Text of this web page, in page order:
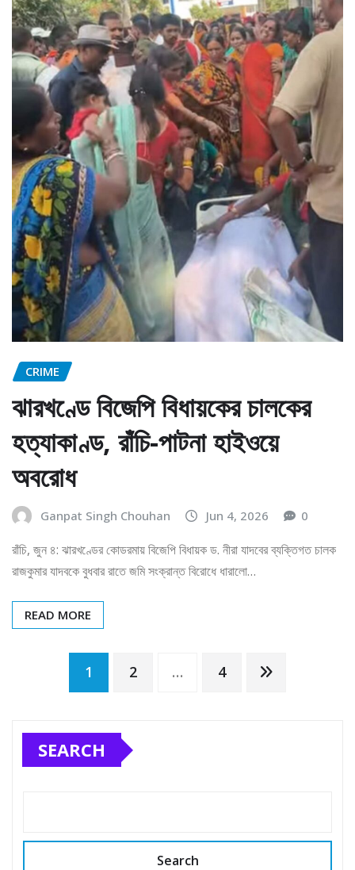
CRIME
ঝারখণ্ডে বিজেপি বিধায়কের চালকের
হত্যাকাণ্ড, রাঁচি-পাটনা হাইওয়ে
অবরোধ
Ganpat Singh Chouhan Jun 4, 2026 0
রাঁচি, জুন ৪: ঝারখণ্ডের কোডরমায় বিজেপি বিধায়ক ড. নীরা যাদবের ব্যক্তিগত চালক
রাজকুমার যাদবকে বুধবার রাতে জমি সংক্রান্ত বিরোধে ধারালো…
READ MORE
Posts
pagination
1 2 … 4
SEARCH
Search